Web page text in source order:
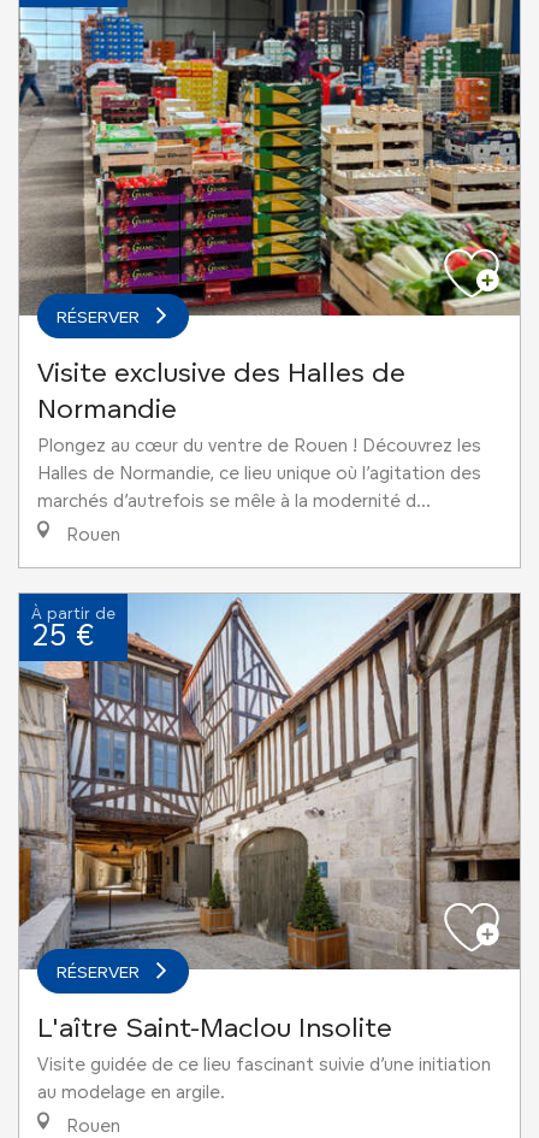
RÉSERVER
Visite exclusive des Halles de
Normandie
Plongez au cœur du ventre de Rouen ! Découvrez les
Halles de Normandie, ce lieu unique où l’agitation des
marchés d’autrefois se mêle à la modernité d...
Rouen
À partir de
25 €
RÉSERVER
L'aître Saint-Maclou Insolite
Visite guidée de ce lieu fascinant suivie d’une initiation
au modelage en argile.
Rouen